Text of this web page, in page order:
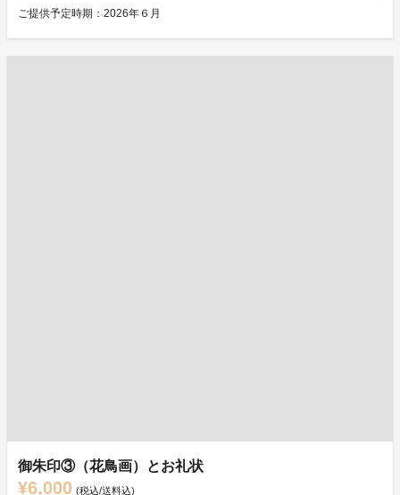
ご提供予定時期：2026年６月
御朱印③（花鳥画）とお礼状
¥6,000 (税込/送料込)